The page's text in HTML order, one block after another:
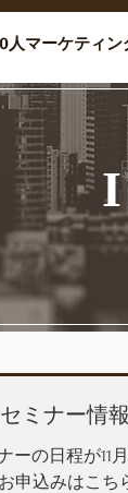
人マーケティン
セミナー情
ナーの日程が
申込みはこち